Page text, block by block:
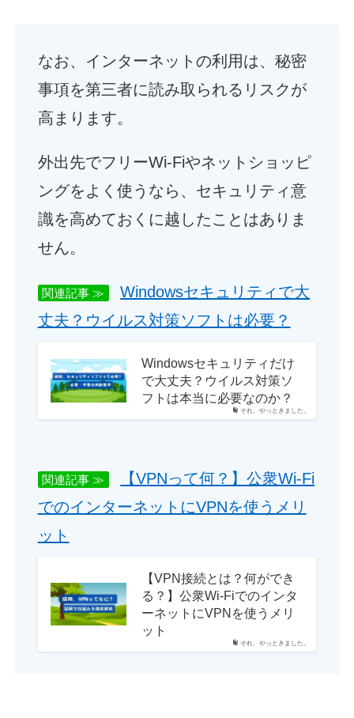
なお、インターネットの利用は、秘密
事項を第三者に読み取られるリスクが
高まります。
外出先でフリーWi-Fiやネットショッピ
ングをよく使うなら、セキュリティ意
識を高めておくに越したことはありま
せん。
関連記事 ≫
Windowsセキュリティで大
丈夫？ウイルス対策ソフトは必要？
それ、やっときました。
Windowsセキュリティだけ
で大丈夫？ウイルス対策ソ
フトは本当に必要なのか？
関連記事 ≫
【VPNって何？】公衆Wi-Fi
でのインターネットにVPNを使うメリ
ット
それ、やっときました。
【VPN接続とは？何ができ
る？】公衆Wi-Fiでのインタ
ーネットにVPNを使うメリ
ット